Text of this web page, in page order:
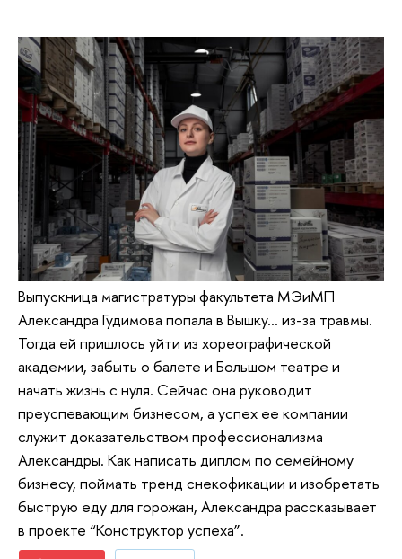
Выпускница магистратуры факультета МЭиМП
Александра Гудимова попала в Вышку… из-за травмы.
Тогда ей пришлось уйти из хореографической
академии, забыть о балете и Большом театре и
начать жизнь с нуля. Сейчас она руководит
преуспевающим бизнесом, а успех ее компании
служит доказательством профессионализма
Александры. Как написать диплом по семейному
бизнесу, поймать тренд снекофикации и изобретать
быструю еду для горожан, Александра рассказывает
в проекте “Конструктор успеха”.